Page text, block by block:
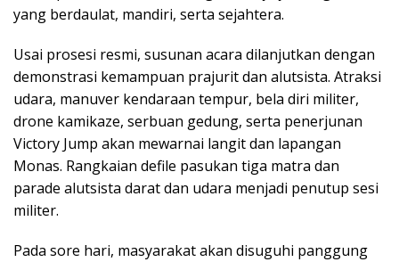
yang berdaulat, mandiri, serta sejahtera.
Usai prosesi resmi, susunan acara dilanjutkan dengan
demonstrasi kemampuan prajurit dan alutsista. Atraksi
udara, manuver kendaraan tempur, bela diri militer,
drone kamikaze, serbuan gedung, serta penerjunan
Victory Jump akan mewarnai langit dan lapangan
Monas. Rangkaian defile pasukan tiga matra dan
parade alutsista darat dan udara menjadi penutup sesi
militer.
Pada sore hari, masyarakat akan disuguhi panggung